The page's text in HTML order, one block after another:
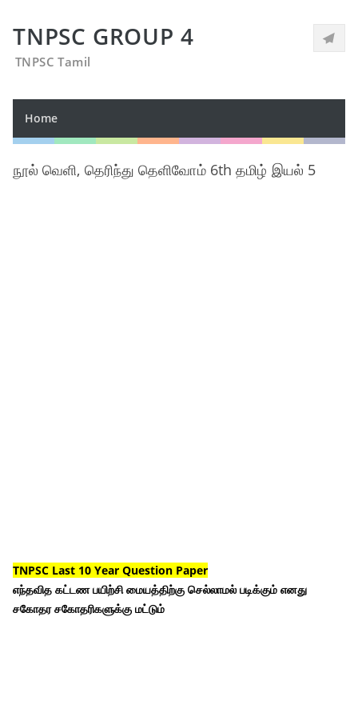
TNPSC GROUP 4
TNPSC Tamil
Home
நூல் வெளி, தெரிந்து தெளிவோம் 6th தமிழ் இயல் 5
TNPSC Last 10 Year Question Paper
எந்தவித கட்டண பயிற்சி மையத்திற்கு செல்லாமல் படிக்கும் எனது
சகோதர சகோதரிகளுக்கு மட்டும்